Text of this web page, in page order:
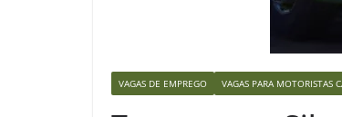
VAGAS DE EMPREGO VAGAS PARA MOTORISTAS